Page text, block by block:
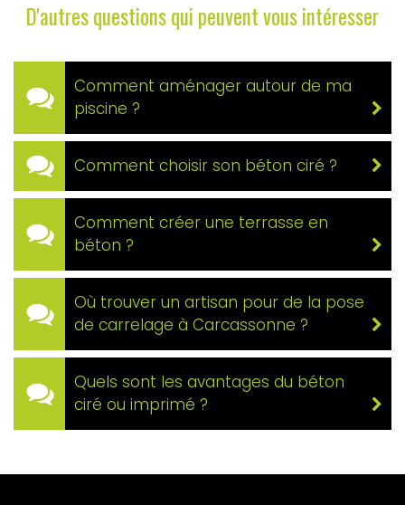
D'autres questions qui peuvent vous intéresser
Comment aménager autour de ma
piscine ?
Comment choisir son béton ciré ?
Comment créer une terrasse en
béton ?
Où trouver un artisan pour de la pose
de carrelage à Carcassonne ?
Quels sont les avantages du béton
ciré ou imprimé ?